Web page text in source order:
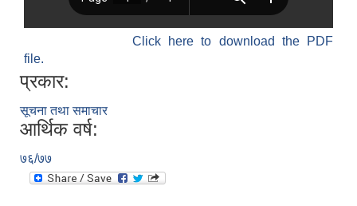
Click here to download the PDF
file.
प्रकार:
सूचना तथा समाचार
आर्थिक वर्ष:
७६/७७